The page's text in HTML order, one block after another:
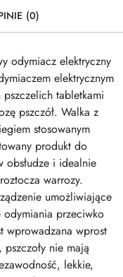
(0)
odymiacz elektryczny
elektrycznym
tabletkami
pszczół. Walka z
stosowanym
produkt do
obsłudze i idealnie
warrozy.
umożliwiające
przeciwko
wprowadzana wprost
nie mają
lekkie,